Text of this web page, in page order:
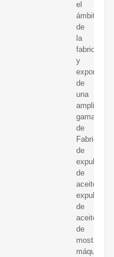
el
ámbito
de
la
fabricación
y
de
una
amplia
gama
de
Fabricante
de
expulsores
de
aceite:
expulsores
de
aceite
de
mostaza,
máquinas